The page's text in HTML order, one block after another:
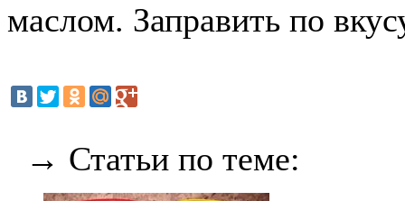
маслом. Заправить по
→ Статьи по теме: